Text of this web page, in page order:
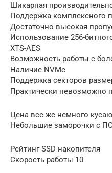
Шикарная
Поддержка комплексного
Достаточно высокая
Использование 256-
XTS-AES
Возможность работы с
Наличие NVMe
Поддержка секторов
Практически невозможно
Цена все же немного
Небольшие заморочки с
Рейтинг SSD накопителя
Скорость работы 10